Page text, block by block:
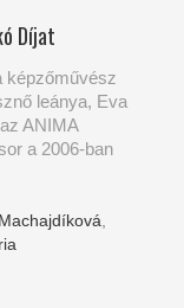
Díjat
képzőművész
leánya, Eva
ANIMA
a 2006-ban
,